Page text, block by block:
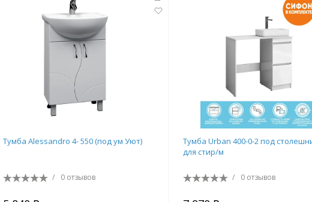
Тумба Alessandro 4- 550 (под ум Уют)
/ 0 отзывов
Тумба Urban 400-0-2 под
для стир/м
/ 0 отзывов